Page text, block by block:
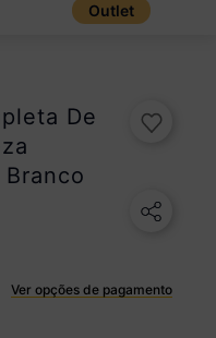
Outlet
De
Ver opções de pagamento